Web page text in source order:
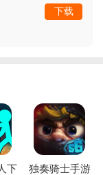
下载
下
独奏骑士手游